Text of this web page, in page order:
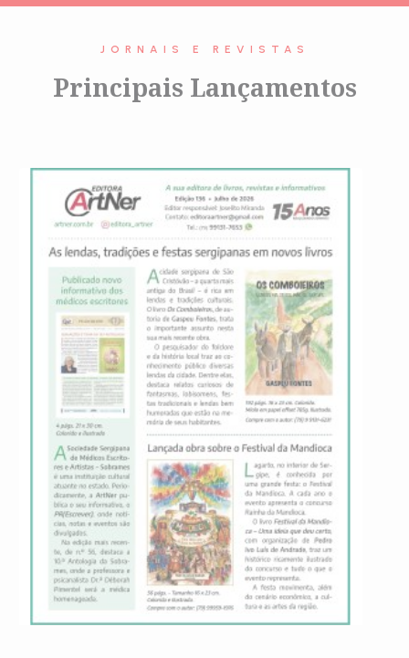
JORNAIS E REVISTAS
Principais Lançamentos